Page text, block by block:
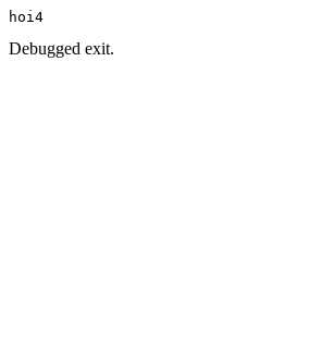
hoi4
Debugged exit.